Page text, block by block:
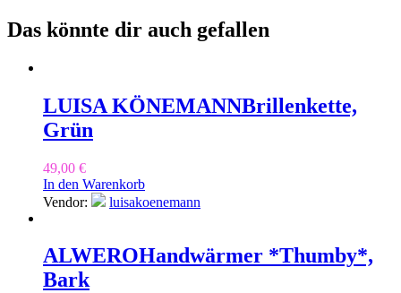
Das könnte dir auch gefallen
LUISA KÖNEMANNBrillenkette,
Grün
49,00 €
In den Warenkorb
Vendor:
luisakoenemann
ALWEROHandwärmer *Thumby*,
Bark